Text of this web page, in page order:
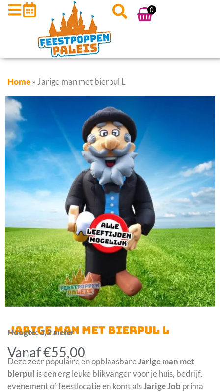
0
Home» Jarige man met bierpul L
JARIGE MAN MET BIERPUL L
Hoogte:3,2 meter
Vanaf€55,00
Deze zeer populaire en opblaasbareJarige man met
bierpul is een erg leuke blikvanger voor je huis, bedrijf,
evenement of feestlocatie en komt alsJarige Job prima